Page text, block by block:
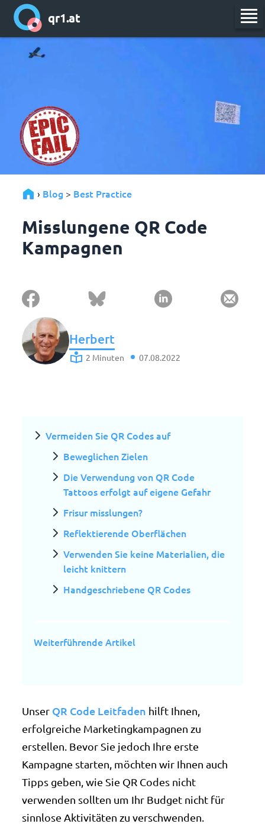
qr1.at
› Blog > Best Practice
Misslungene QR Code
Kampagnen
Herbert
2 Minuten 07.08.2022
Vermeiden Sie QR Codes auf
Beweglichen Zielen
Die Verwendung von QR Code
Tattoos erfolgt auf eigene Gefahr
Frisur misslungen?
Reflektierende Oberflächen
Verwenden Sie keine Materialien, die
leicht knittern
Handgeschriebene QR Codes
Weiterführende Artikel
Unser QR Code Leitfaden hilft Ihnen,
erfolgreiche Marketingkampagnen zu
erstellen. Bevor Sie jedoch Ihre erste
Kampagne starten, möchten wir Ihnen auch
Tipps geben, wie Sie QR Codes nicht
verwenden sollten um Ihr Budget nicht für
sinnlose Aktivitäten zu verschwenden.